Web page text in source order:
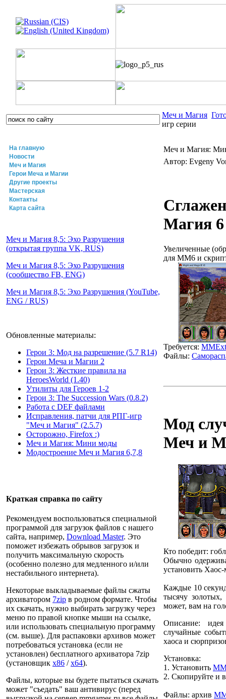
На главную
Новости
Меч и Магия
Герои Меча и Магии
Другие проекты
Мастерская
Контакты
Карта сайта
Меч и Магия 8,5: Эхо Разрушения
(открытая группа VK, RUS)
Меч и Магия 8,5: Эхо Разрушения
(сообщество FB, ENG)
Меч и Магия 8,5: Эхо Разрушения (YouTube,
ENG / RUS)
Обновленные материалы:
Герои 3: Мод на разрешение (5.7 R14)
Герои Меча и Магии 2
Герои 3: Жесткие правила на
HeroesWorld (1.40)
Утилиты для Героев 1-2
Герои 3: The Succession Wars (0.8.2)
Работа с DEF файлами
Исправления, патчи для РПГ-игр
"Меч и Магия" (2.5.7)
Осторожно, Firefox :)
Меч и Магия: Мини моды
Модостроение Mеч и Mагия 6,7,8
Краткая справка по сайту
Рекомендуем воспользоваться специальной
программой для загрузок файлов с нашего
сайта, например, Download Master. Это
поможет избежать обрывов загрузок и
получить максимальную скорость
(особенно полезно для медленного и/или
нестабильного интернета).
Некоторые выкладываемые файлы сжаты
архиватором 7zip в родном формате. Чтобы
их скачать, нужно выбирать загрузку через
меню по правой кнопке мыши на ссылке,
или использовать специальную программу
(см. выше). Для распаковки архивов может
потребоваться установка (если не
установлен) бесплатного архиватора 7zip
(установщик x86 /x64).
Файлы, которые вы будете пытаться скачать
может "съедать" ваш антивирус (перед
Меч и Магия
игр серии
Меч и Магия:
Автор: Evgeny
Магия 6
Увеличенные
для MM6 и
Требуется:
Файлы:
Мод
Меч и
Кто победит:
Обычно
установить
Каждые 10
тысячу золотых,
может, вам на
Описание: идея
случайные
хаоса и
Установка:
1. Установить
2. Скопируйте и
Файлы: архив